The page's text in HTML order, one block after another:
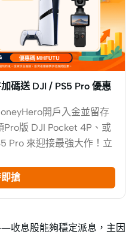
碼送 DJI / PS5 Pro 優惠
開戶入金並留存
版 DJI Pocket 4P、或
Pro 來迎接最強大作！立
搶
收息股能夠穩定派息，主因